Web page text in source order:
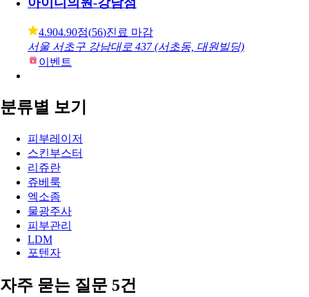
4.904.90점(56)진료 마감
서울 서초구 강남대로 437 (서초동, 대원빌딩)
이벤트
분류별 보기
피부레이저
스킨부스터
리쥬란
쥬베룩
엑소좀
물광주사
피부관리
LDM
포텐자
자주 묻는 질문 5건